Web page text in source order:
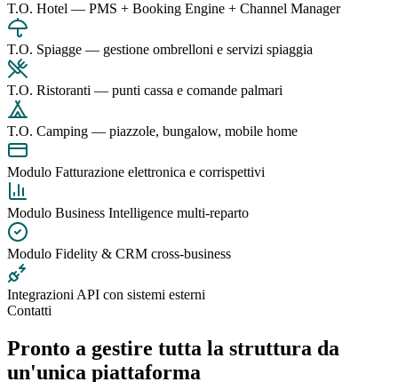
T.O. Hotel — PMS + Booking Engine + Channel Manager
T.O. Spiagge — gestione ombrelloni e servizi spiaggia
T.O. Ristoranti — punti cassa e comande palmari
T.O. Camping — piazzole, bungalow, mobile home
Modulo Fatturazione elettronica e corrispettivi
Modulo Business Intelligence multi-reparto
Modulo Fidelity & CRM cross-business
Integrazioni API con sistemi esterni
Contatti
Pronto a gestire tutta la struttura da
un'unica piattaforma